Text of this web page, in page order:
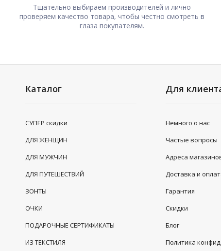
Тщательно выбираем производителей и лично
проверяем качество товара, чтобы честно смотреть в
глаза покупателям.
Каталог
СУПЕР скидки
ДЛЯ ЖЕНЩИН
ДЛЯ МУЖЧИН
ДЛЯ ПУТЕШЕСТВИЙ
ЗОНТЫ
ОЧКИ
ПОДАРОЧНЫЕ СЕРТИФИКАТЫ
ИЗ ТЕКСТИЛЯ
Для
Немного о нас
Частые вопросы
Адреса
Доставка и
Гарантия
Скидки
Блог
Политика